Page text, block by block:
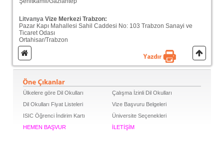
Litvanya Vize Merkezi Trabzon:
Pazar Kapı Mahallesi Sahil Caddesi No: 103 Trabzon Sanayi ve
Ticaret Odası
Ortahisar/Trabzon
Ülkelere göre Dil Okulları
Çalışma İzinli Dil Okulları
Dil Okulları Fiyat Listeleri
Vize Başvuru Belgeleri
ISIC Öğrenci İndirim Kartı
Üniversite Seçenekleri
HEMEN BAŞVUR
İLETİŞİM